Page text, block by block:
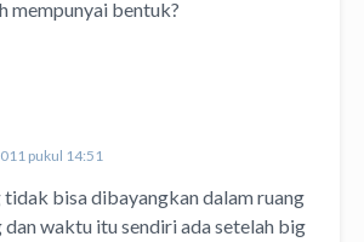
mempunyai bentuk?
pukul 14:51
tidak bisa dibayangkan dalam ruang
dan waktu itu sendiri ada setelah big